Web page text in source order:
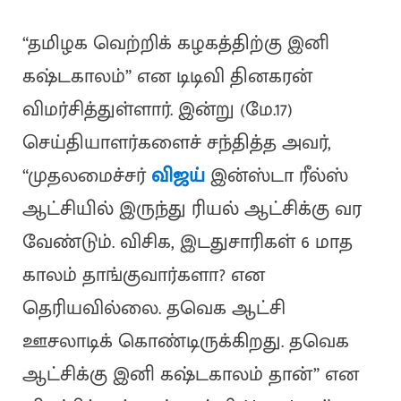
“தமிழக வெற்றிக் கழகத்திற்கு இனி
கஷ்டகாலம்” என டிடிவி தினகரன்
விமர்சித்துள்ளார். இன்று (மே.17)
செய்தியாளர்களைச் சந்தித்த அவர்,
“முதலமைச்சர்விஜய்இன்ஸ்டா ரீல்ஸ்
ஆட்சியில் இருந்து ரியல் ஆட்சிக்கு வர
வேண்டும். விசிக, இடதுசாரிகள் 6 மாத
காலம் தாங்குவார்களா? என
தெரியவில்லை. தவெக ஆட்சி
ஊசலாடிக் கொண்டிருக்கிறது. தவெக
ஆட்சிக்கு இனி கஷ்டகாலம் தான்” என